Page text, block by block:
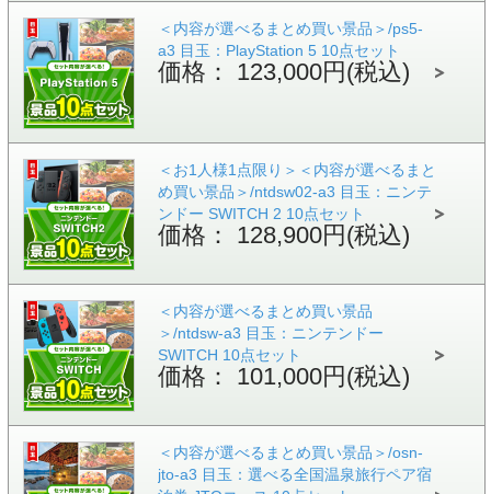
＜内容が選べるまとめ買い景品＞/ps5-
a3 目玉：PlayStation 5 10点セット
価格： 123,000円(税込)
＜お1人様1点限り＞＜内容が選べるまと
め買い景品＞/ntdsw02-a3 目玉：ニンテ
ンドー SWITCH 2 10点セット
価格： 128,900円(税込)
＜内容が選べるまとめ買い景品
＞/ntdsw-a3 目玉：ニンテンドー
SWITCH 10点セット
価格： 101,000円(税込)
＜内容が選べるまとめ買い景品＞/osn-
jto-a3 目玉：選べる全国温泉旅行ペア宿